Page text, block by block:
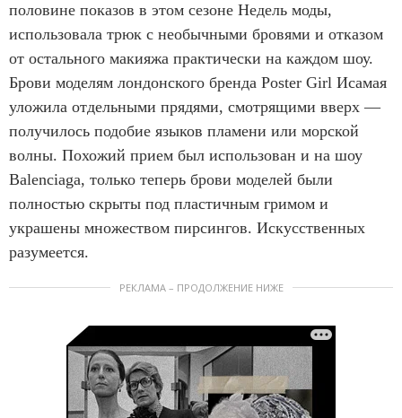
половине показов в этом сезоне Недель моды,
использовала трюк с необычными бровями и отказом
от остального макияжа практически на каждом шоу.
Брови моделям лондонского бренда Poster Girl Исамая
уложила отдельными прядями, смотрящими вверх —
получилось подобие языков пламени или морской
волны. Похожий прием был использован и на шоу
Balenciaga, только теперь брови моделей были
полностью скрыты под пластичным гримом и
украшены множеством пирсингов. Искусственных
разумеется.
РЕКЛАМА – ПРОДОЛЖЕНИЕ НИЖЕ